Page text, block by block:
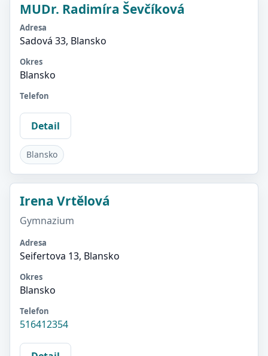
MUDr. Radimíra Ševčíková
Adresa
Sadová 33, Blansko
Okres
Blansko
Telefon
Detail
Blansko
Irena Vrtělová
Gymnazium
Adresa
Seifertova 13, Blansko
Okres
Blansko
Telefon
516412354